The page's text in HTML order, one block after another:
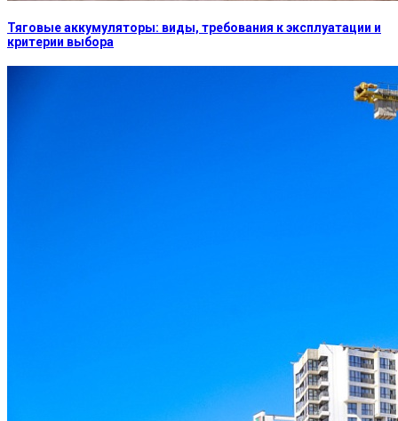
Тяговые аккумуляторы: виды, требования к эксплуатации и
критерии выбора